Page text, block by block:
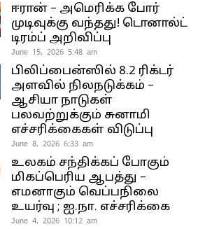
ஈரான் – அமெரிக்க போர்
முடிவுக்கு வந்தது! டொனால்ட்
டிரம்ப் அறிவிப்பு
June 15, 2026 5:48 am
பிலிப்பைன்ஸில் 8.2 ரிக்டர்
அளவில் நிலநடுக்கம் –
ஆசியா நாடுகள்
பலவற்றுக்கும் சுனாமி
எச்சரிக்கைகள் விடுப்பு
June 8, 2026 6:33 am
உலகம் சந்திக்கப் போகும்
மிகப்பெரிய ஆபத்து –
எமனாகும் வெப்பநிலை
உயர்வு ; ஐ.நா. எச்சரிக்கை
June 4, 2026 10:12 am